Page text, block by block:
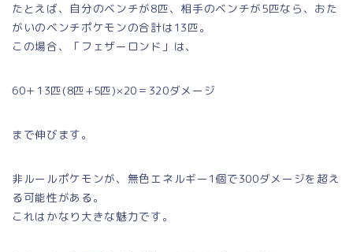
たとえば、自分のベンチが8匹、相手のベンチが5匹なら、おた
がいのベンチポケモンの合計は13匹。
この場合、「フェザーロンド」は、
60＋13匹(8匹+5匹)×20＝320ダメージ
まで伸びます。
非ルールポケモンが、無色エネルギー1個で300ダメージを超え
る可能性がある。
これはかなり大きな魅力です。